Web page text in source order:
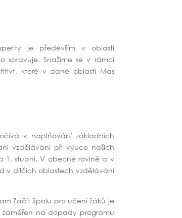
je především v oblasti
spravuje. Snažíme se v rámci
které v dané oblasti Mas
v naplňování základních
vzdělávání při výuce našich
1. stupni. V obecné rovině a v
v dílčích oblastech vzdělávání
Začít Spolu pro učení žáků je
zaměřen na dopady programu